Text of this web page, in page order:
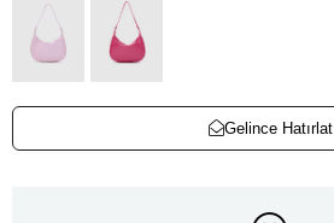
Gelince Hatırlat